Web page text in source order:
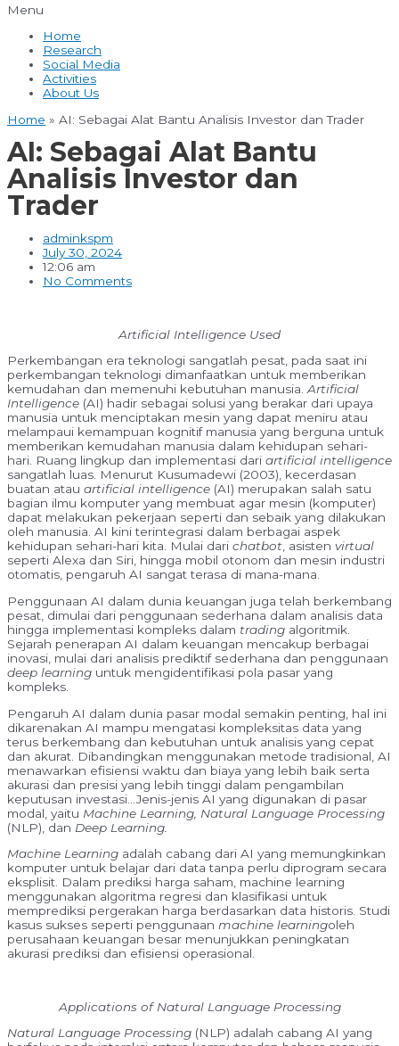
Menu
Home
Research
Social Media
Activities
About Us
Home » AI: Sebagai Alat Bantu Analisis Investor dan Trader
AI: Sebagai Alat Bantu
Analisis Investor dan
Trader
adminkspm
July 30, 2024
12:06 am
No Comments
Artificial Intelligence Used
Perkembangan era teknologi sangatlah pesat, pada saat ini
perkembangan teknologi dimanfaatkan untuk memberikan
kemudahan dan memenuhi kebutuhan manusia.Artificial
Intelligence (AI) hadir sebagai solusi yang berakar dari upaya
manusia untuk menciptakan mesin yang dapat meniru atau
melampaui kemampuan kognitif manusia yang berguna untuk
memberikan kemudahan manusia dalam kehidupan sehari-
hari. Ruang lingkup dan implementasi dari artificial intelligence
sangatlah luas. Menurut Kusumadewi (2003), kecerdasan
buatan atau artificial intelligence (AI) merupakan salah satu
bagian ilmu komputer yang membuat agar mesin (komputer)
dapat melakukan pekerjaan seperti dan sebaik yang dilakukan
oleh manusia. AI kini terintegrasi dalam berbagai aspek
kehidupan sehari-hari kita. Mulai dari chatbot, asisten virtual
seperti Alexa dan Siri, hingga mobil otonom dan mesin industri
otomatis, pengaruh AI sangat terasa di mana-mana.
Penggunaan AI dalam dunia keuangan juga telah berkembang
pesat, dimulai dari penggunaan sederhana dalam analisis data
hingga implementasi kompleks dalam trading algoritmik.
Sejarah penerapan AI dalam keuangan mencakup berbagai
inovasi, mulai dari analisis prediktif sederhana dan penggunaan
deep learning untuk mengidentifikasi pola pasar yang
kompleks.
Pengaruh AI dalam dunia pasar modal semakin penting, hal ini
dikarenakan AI mampu mengatasi kompleksitas data yang
terus berkembang dan kebutuhan untuk analisis yang cepat
dan akurat. Dibandingkan menggunakan metode tradisional, AI
menawarkan efisiensi waktu dan biaya yang lebih baik serta
akurasi dan presisi yang lebih tinggi dalam pengambilan
keputusan investasi…Jenis-jenis AI yang digunakan di pasar
modal, yaitu Machine Learning, Natural Language Processing
(NLP), dan Deep Learning.
Machine Learning adalah cabang dari AI yang memungkinkan
komputer untuk belajar dari data tanpa perlu diprogram secara
eksplisit. Dalam prediksi harga saham, machine learning
menggunakan algoritma regresi dan klasifikasi untuk
memprediksi pergerakan harga berdasarkan data historis. Studi
kasus sukses seperti penggunaan machine learningoleh
perusahaan keuangan besar menunjukkan peningkatan
akurasi prediksi dan efisiensi operasional.
Applications of Natural Language Processing
Natural Language Processing (NLP) adalah cabang AI yang